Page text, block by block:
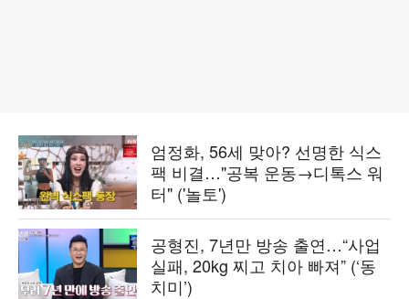
엄정화, 56세 맞아? 선명한 식스
팩 비결…"공복 운동→디톡스 워
터" ('놀토')
공형진, 7년만 방송 출연…“사업
실패, 20kg 찌고 치아 빠져” (‘동
치미’)